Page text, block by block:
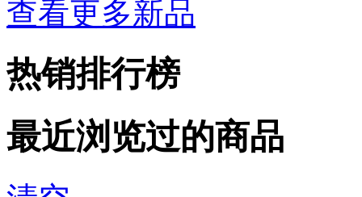
查看更多新品
热销排行榜
最近浏览过的商品